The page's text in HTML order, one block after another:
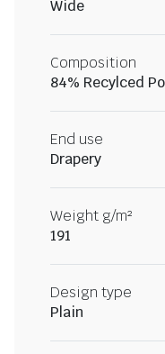
Wide
Composition
84% Recylced
End use
Drapery
Weight g/m²
191
Design type
Plain